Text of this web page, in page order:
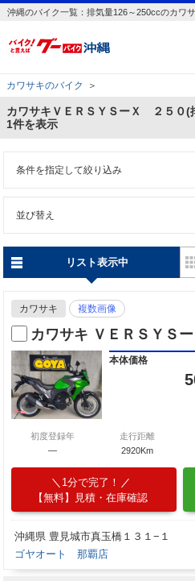
沖縄のバイク一覧：排気量126～250ccのカ
カワサキのバイク ＞
カワサキＶＥＲＳＹＳーＸ ２５０(
1件を表示
条件を指定して絞り込み
並び替え
リスト表示中
カワサキ 複数画像
カワサキ ＶＥＲＳＹＳ
本体価格
初度登録年
―
走行距離
2920Km
1分で完了！
【無料】見積・在庫確認
沖縄県 豊見城市真玉橋１３１−１
ゴヤオート 那覇店